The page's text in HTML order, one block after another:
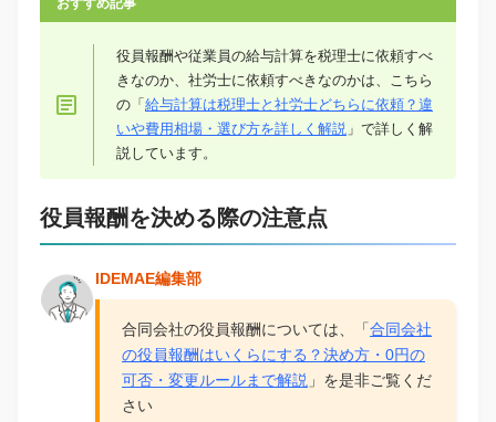
おすすめ記事
役員報酬や従業員の給与計算を税理士に依頼すべ
きなのか、社労士に依頼すべきなのかは、こちら
の「 給与計算は税理士と社労士どちらに依頼？違
いや費用相場・選び方を詳しく解説 」で詳しく解
説しています。
役員報酬を決める際の注意点
IDEMAE編集部
合同会社の役員報酬については、「合同会社
の役員報酬はいくらにする？決め方・0円の
可否・変更ルールまで解説 」を是非ご覧くだ
さい